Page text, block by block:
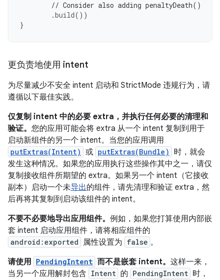
// Consider also adding penaltyDeath()
.build())
}
更负责地使用 intent
为尽量减少不安全 intent 启动和 StrictMode 违规行为，请
遵循以下最佳实践。
仅复制 intent 中的必要 extra，并执行任何必要的清理和
验证。 您的应用可能会将 extra 从一个 intent 复制到用于
启动新组件的另一个 intent。当您的应用调用
putExtras(Intent) 或 putExtras(Bundle)
时，就会
发生这种情况。如果您的应用执行这些操作其中之一，请仅
复制接收组件所期望的 extra。如果另一个 intent（它接收
副本）启动一个未导出的组件，请先清理和验证 extra，然
后再将其复制到启动该组件的 intent。
不要不必要地导出应用组件。 例如，如果您打算使用内部嵌
套 intent 启动应用组件，请将相应组件的
android:exported 属性设置为 false 。
请使用 PendingIntent 而不是嵌套 intent。 这样一来，
当另一个应用解封包含 Intent 的 PendingIntent 时，